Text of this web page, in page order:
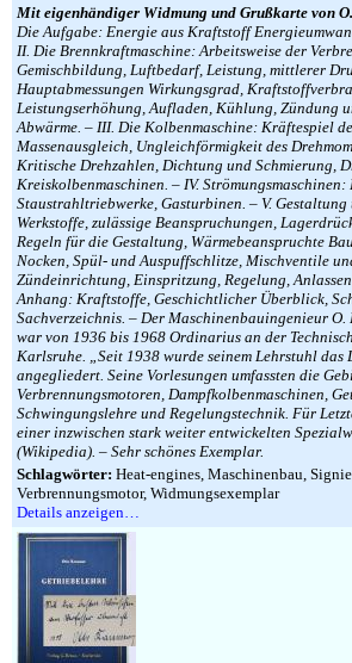
Mit eigenhändiger Widmung und Grußkarte von
Die Aufgabe: Energie aus Kraftstoff
II. Die Brennkraftmaschine: Arbeitsweise der
Gemischbildung, Luftbedarf, Leistung, mittlerer
Hauptabmessungen Wirkungsgrad,
Leistungserhöhung, Aufladen, Kühlung, Zündung
Abwärme. – III. Die Kolbenmaschine: Kräftespiel
Massenausgleich, Ungleichförmigkeit des
Kritische Drehzahlen, Dichtung und Schmierung,
Kreiskolbenmaschinen. – IV. Strömungsmaschinen:
Staustrahltriebwerke, Gasturbinen. – V.
Werkstoffe, zulässige Beanspruchungen,
Regeln für die Gestaltung, Wärmebeanspruchte
Nocken, Spül- und Auspuffschlitze, Mischventile
Zündeinrichtung, Einspritzung, Regelung,
Anhang: Kraftstoffe, Geschichtlicher Überblick,
Sachverzeichnis. – Der Maschinenbauingenieur
war von 1936 bis 1968 Ordinarius an der
Karlsruhe. „Seit 1938 wurde seinem Lehrstuhl das
angegliedert. Seine Vorlesungen umfassten die
Verbrennungsmotoren, Dampfkolbenmaschinen,
Schwingungslehre und Regelungstechnik. Für
einer inzwischen stark weiter entwickelten
(Wikipedia). – Sehr schönes Exemplar.
Schlagwörter: Heat-engines, Maschinenbau,
Verbrennungsmotor, Widmungsexemplar
Details anzeigen…